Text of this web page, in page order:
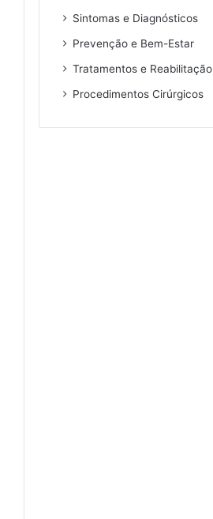
Sintomas e Diagnósticos
Prevenção e Bem-Estar
Tratamentos e Reabilitação
Procedimentos Cirúrgicos